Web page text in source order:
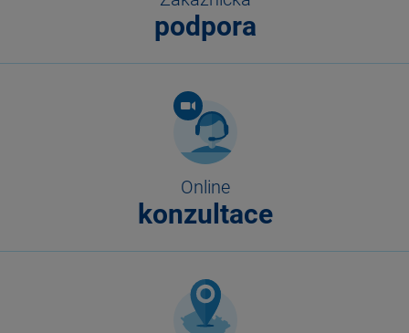
podpora
Online
konzultace